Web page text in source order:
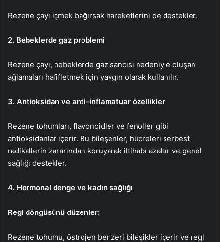
Rezene çayı içmek bağırsak hareketlerini de destekler.
2. Bebeklerde gaz problemi
Rezene çayı, bebeklerde gaz sancısı nedeniyle oluşan
ağlamaları hafifletmek için yaygın olarak kullanılır.
3. Antioksidan ve anti-inflamatuar özellikler
Rezene tohumları, flavonoidler ve fenoller gibi
antioksidanlar içerir. Bu bileşenler, hücreleri serbest
radikallerin zararından koruyarak iltihabı azaltır ve genel
sağlığı destekler.
4. Hormonal denge ve kadın sağlığı
Regl döngüsünü düzenler:
Rezene tohumu, östrojen benzeri bileşikler içerir ve regl